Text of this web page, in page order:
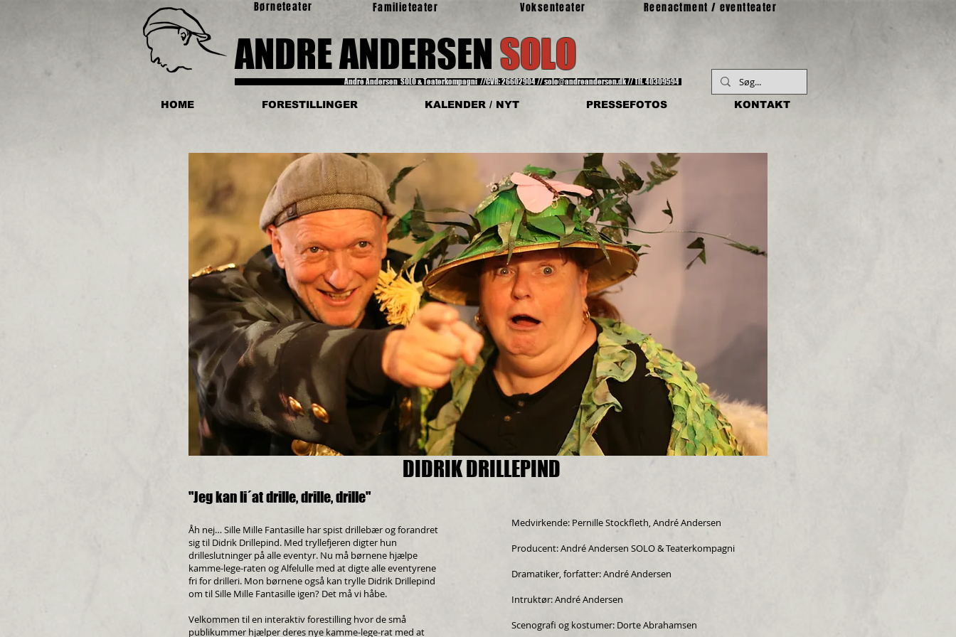
Børneteater Familieteater Voksenteater Reenactment / eventteater
ANDRE ANDERSENSOLO
André Andersen SOLO & Teaterkompagni//CVR: 26602904// solo@andreandersen.dk // Tlf. 40309594
& TEATERKOMPAGNI
HOME FORESTILLINGER KALENDER / NYT PRESSEFOTOS KONTAKT
DIDRIK DRILLEPIND
"Jeg kan li´at drille, drille, drille"
Åh nej… Sille Mille Fantasille har spist drillebær og forandret
sig til Didrik Drillepind. Med tryllefjeren digter hun
drilleslutninger på alle eventyr. Nu må børnene hjælpe
kamme-lege-raten og Alfelulle med at digte alle eventyrene
fri for drilleri. Mon børnene også kan trylle Didrik Drillepind
om til Sille Mille Fantasille igen? Det må vi håbe.
Velkommen til en interaktiv forestilling hvor de små
publikummer hjælper deres nye kamme-lege-rat med at
Medvirkende: Pernille Stockfleth, André Andersen
Producent: André Andersen SOLO & Teaterkompagni
Dramatiker, forfatter: André Andersen
Intruktør: André Andersen
Scenografi og kostumer: Dorte Abrahamsen